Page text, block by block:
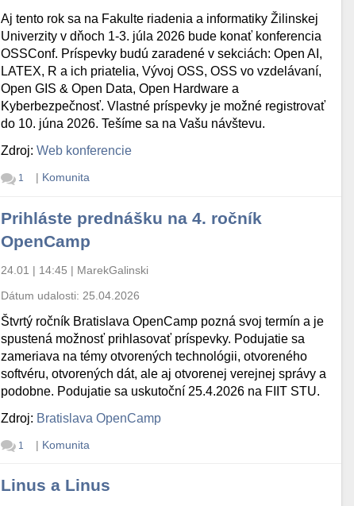
Aj tento rok sa na Fakulte riadenia a informatiky Žilinskej
Univerzity v dňoch 1-3. júla 2026 bude konať konferencia
OSSConf. Príspevky budú zaradené v sekciách: Open AI,
LATEX, R a ich priatelia, Vývoj OSS, OSS vo vzdelávaní,
Open GIS & Open Data, Open Hardware a
Kyberbezpečnosť. Vlastné príspevky je možné registrovať
do 10. júna 2026. Tešíme sa na Vašu návštevu.
Zdroj:Web konferencie
1 | Komunita
Prihláste prednášku na 4. ročník
OpenCamp
24.01 | 14:45 | MarekGalinski
Dátum udalosti: 25.04.2026
Štvrtý ročník Bratislava OpenCamp pozná svoj termín a je
spustená možnosť prihlasovať príspevky. Podujatie sa
zameriava na témy otvorených technológii, otvoreného
softvéru, otvorených dát, ale aj otvorenej verejnej správy a
podobne. Podujatie sa uskutoční 25.4.2026 na FIIT STU.
Zdroj: Bratislava OpenCamp
1 | Komunita
Linus a Linus